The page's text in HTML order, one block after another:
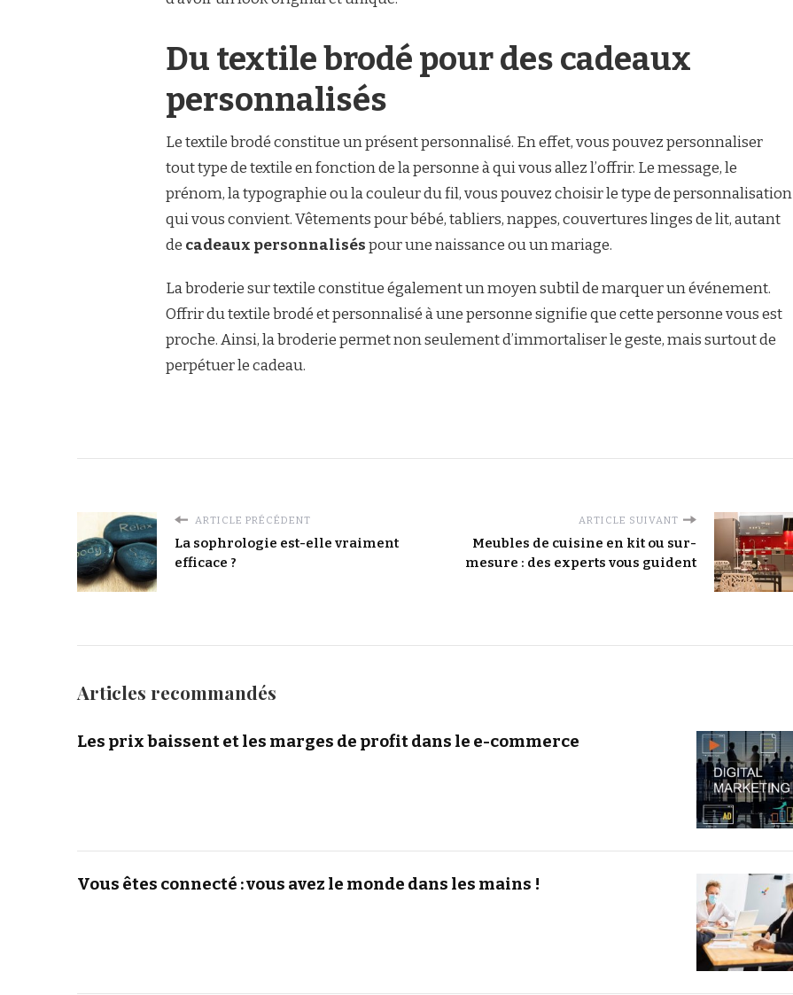
Du textile brodé pour des cadeaux
personnalisés
Le textile brodé constitue un présent personnalisé. En effet, vous pouvez personnaliser
tout type de textile en fonction de la personne à qui vous allez l’offrir. Le message, le
prénom, la typographie ou la couleur du fil, vous pouvez choisir le type de personnalisation
qui vous convient. Vêtements pour bébé, tabliers, nappes, couvertures linges de lit, autant
de cadeaux personnaliséspour une naissance ou un mariage.
La broderie sur textile constitue également un moyen subtil de marquer un événement.
Offrir du textile brodé et personnalisé à une personne signifie que cette personne vous est
proche. Ainsi, la broderie permet non seulement d’immortaliser le geste, mais surtout de
perpétuer le cadeau.
ARTICLE PRÉCÉDENT
La sophrologie est-elle vraiment
efficace ?
ARTICLE SUIVANT
Meubles de cuisine en kit ou sur-
mesure : des experts vous guident
Articles recommandés
Les prix baissent et les marges de profit dans le e-commerce
Vous êtes connecté : vous avez le monde dans les mains !